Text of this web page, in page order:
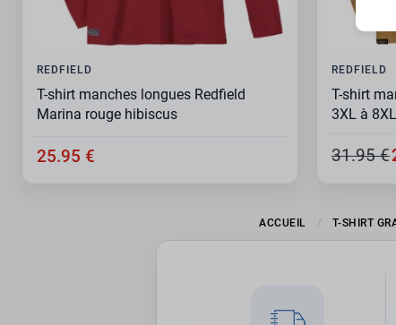
REDFIELD
T-shirt manches longues Redfield
Marina rouge hibiscus
25.95 €
REDFIELD
T-shirt
3XL à 8XL
31.95 €
ACCUEIL T-SHIRT